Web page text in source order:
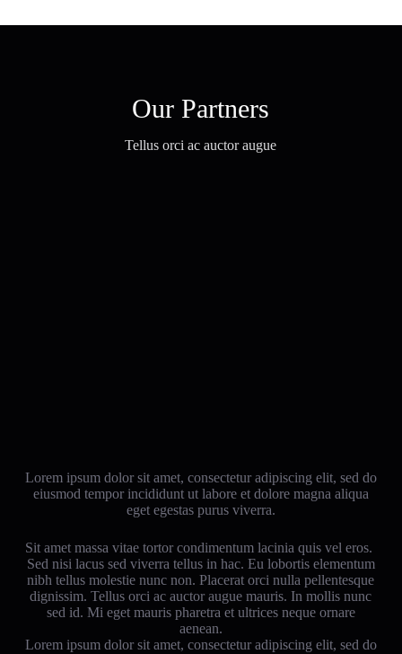
Our Partners
Tellus orci ac auctor augue
Lorem ipsum dolor sit amet, consectetur adipiscing elit, sed do
eiusmod tempor incididunt ut labore et dolore magna aliqua
eget egestas purus viverra.
Sit amet massa vitae tortor condimentum lacinia quis vel eros.
Sed nisi lacus sed viverra tellus in hac. Eu lobortis elementum
nibh tellus molestie nunc non. Placerat orci nulla pellentesque
dignissim. Tellus orci ac auctor augue mauris. In mollis nunc
sed id. Mi eget mauris pharetra et ultrices neque ornare
aenean.
Lorem ipsum dolor sit amet, consectetur adipiscing elit, sed do